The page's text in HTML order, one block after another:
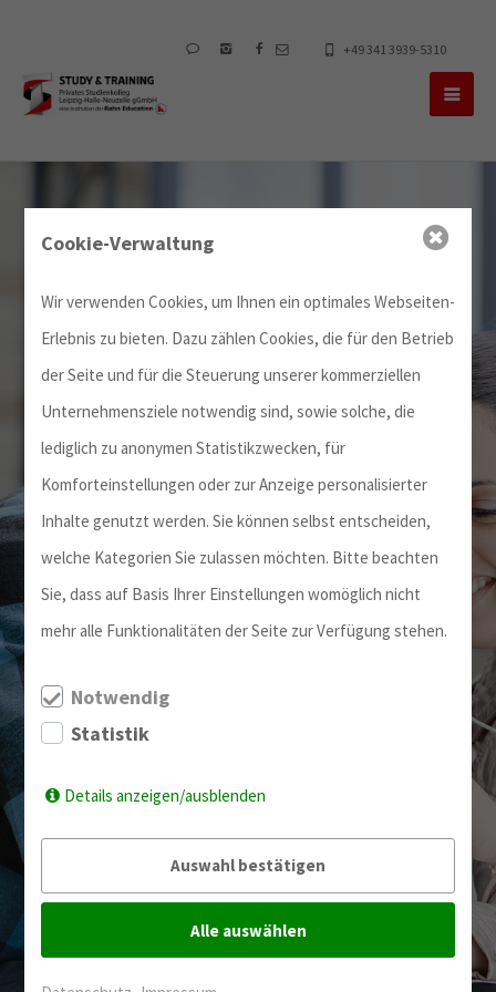
+49 341 3939-5310
Cookie-Verwaltung
Wir verwenden Cookies, um Ihnen ein optimales Webseiten-
Erlebnis zu bieten. Dazu zählen Cookies, die für den Betrieb
der Seite und für die Steuerung unserer kommerziellen
Unternehmensziele notwendig sind, sowie solche, die
lediglich zu anonymen Statistikzwecken, für
Komforteinstellungen oder zur Anzeige personalisierter
Inhalte genutzt werden. Sie können selbst entscheiden,
welche Kategorien Sie zulassen möchten. Bitte beachten
Sie, dass auf Basis Ihrer Einstellungen womöglich nicht
mehr alle Funktionalitäten der Seite zur Verfügung stehen.
Notwendig
Statistik
Details anzeigen/ausblenden
Auswahl bestätigen
Alle auswählen